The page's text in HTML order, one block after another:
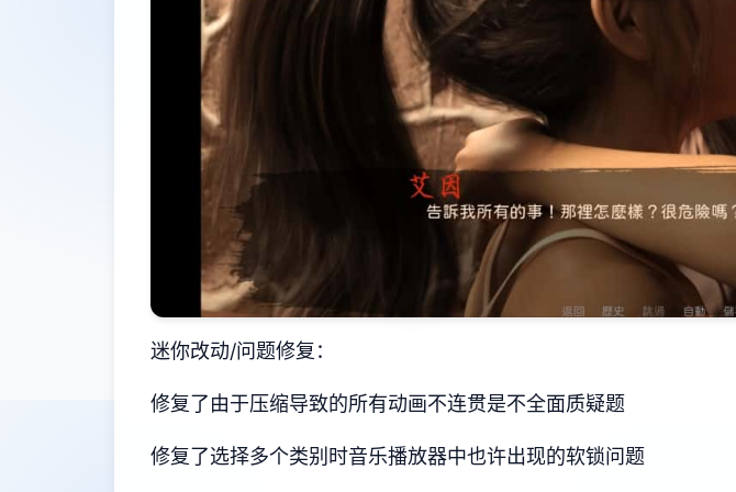
迷你改动/问题修复：
修复了由于压缩导致的所有动画不连贯是不全面质疑题
修复了选择多个类别时音乐播放器中也许出现的软锁问题